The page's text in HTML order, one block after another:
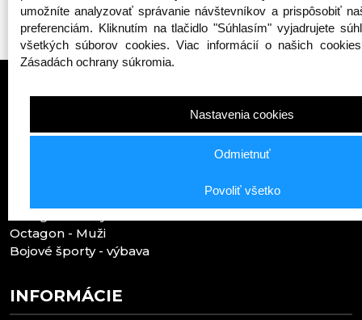
TOP KATEGÓRIE
Octagon - Muži
Bojové športy - výbava
INFORMÁCIE
umožníte analyzovať správanie návštevníkov a prispôsobiť
preferenciám. Kliknutím na tlačidlo "Súhlasím" vyjadrujete
všetkých súborov cookies. Viac informácií o našich
Zásadách ochrany súkromia.
Nastavenia cookies
Odmietnuť
Povoliť všetko